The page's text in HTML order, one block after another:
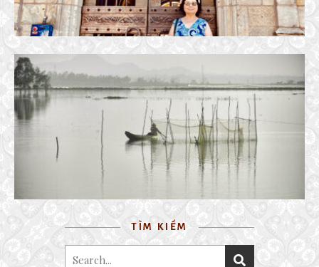
BẠC LIÊU
4 January, 2018
TÌM KIẾM